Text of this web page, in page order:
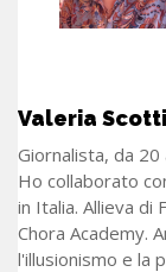
Valeria Scotti
Giornalista, da 20
Ho collaborato
in Italia. Allieva di
Chora Academy.
l'illusionismo e la